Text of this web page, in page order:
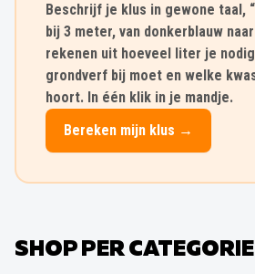
Beschrijf je klus in gewone taal,
bij 3 meter, van donkerblauw
rekenen uit hoeveel liter je
grondverf bij moet en welke
hoort. In één klik in je mandje.
Bereken mijn klus →
SHOP PER CATEGORIE